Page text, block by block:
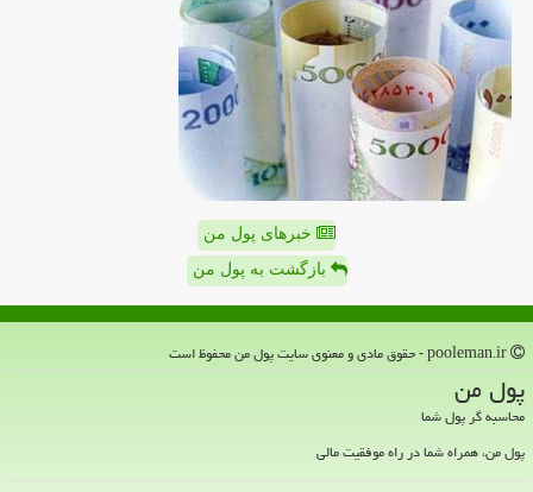
خبرهای پول من
بازگشت به پول من
پول من
محاسبه گر پول شما
پول من، همراه شما در راه موفقیت مالی